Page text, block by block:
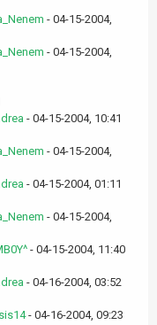
- 04-15-2004,
- 04-15-2004,
- 04-15-2004, 10:41
- 04-15-2004,
- 04-15-2004, 01:11
- 04-15-2004,
- 04-15-2004, 11:40
- 04-16-2004, 03:52
- 04-16-2004, 09:23